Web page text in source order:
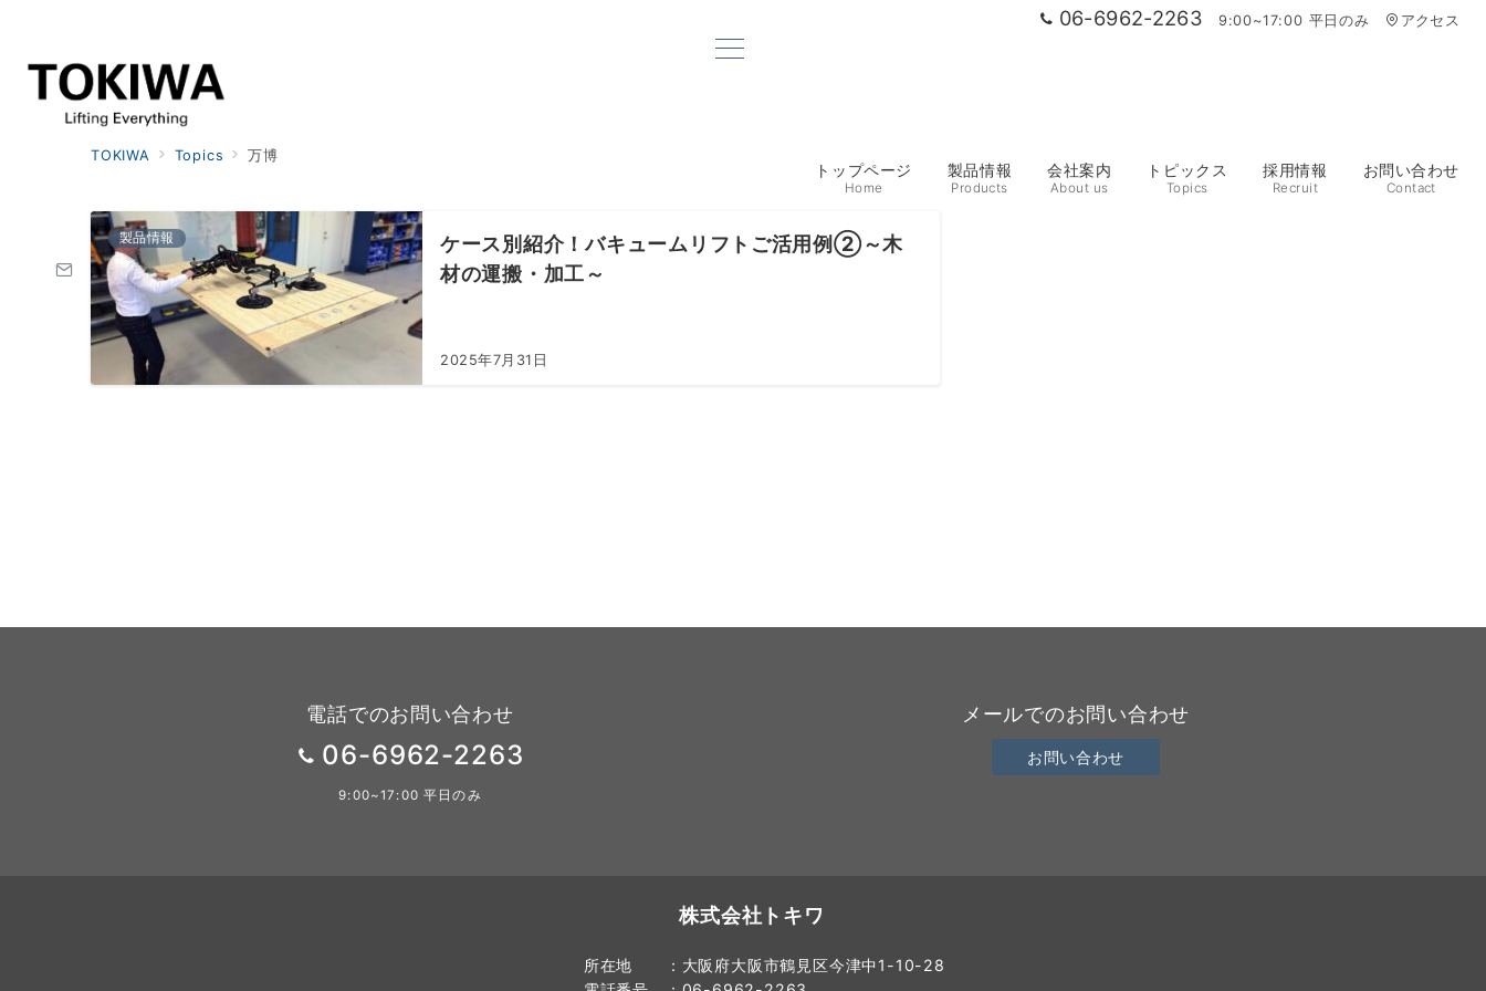
06-6962-2263 9:00~17:00 平日のみ アクセス
トップページ
Home
製品情報
Products
会社案内
About us
トピックス
Topics
採用情報
Recruit
お問い合わせ
Contact
TOKIWA Topics 万博
製品情報
ケース別紹介！バキュームリフトご活用例②～木
材の運搬・加工～
2025年7月31日
電話でのお問い合わせ
06-6962-2263
9:00~17:00 平日のみ
メールでのお問い合わせ
お問い合わせ
株式会社トキワ
所在地 ：大阪府大阪市鶴見区今津中1-10-28